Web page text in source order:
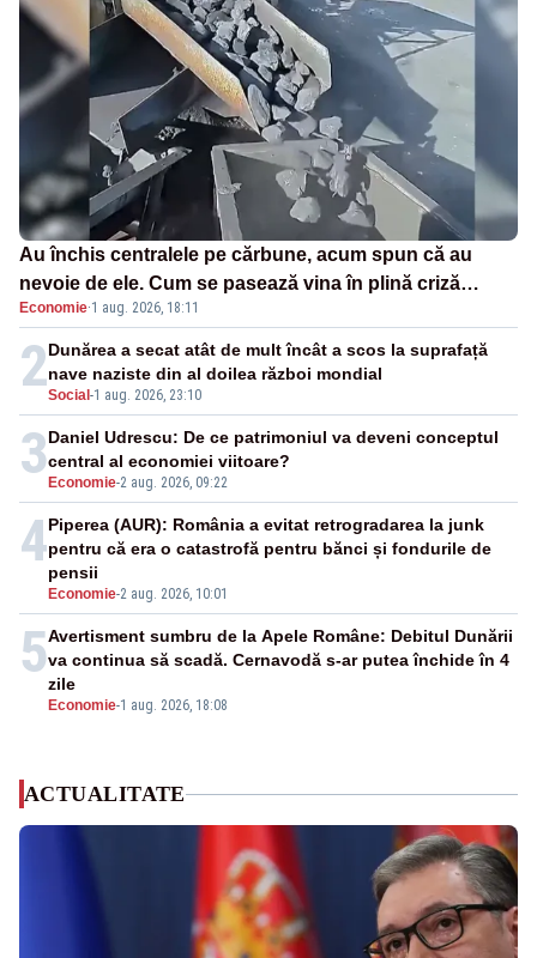
Au închis centralele pe cărbune, acum spun că au
nevoie de ele. Cum se pasează vina în plină criză
energetică
Economie·1 aug. 2026, 18:11
2Social -1 aug. 2026, 23:10
Dunărea a secat atât de mult încât a scos la suprafață
nave naziste din al doilea război mondial
3 Economie-2 aug. 2026, 09:22
Daniel Udrescu: De ce patrimoniul va deveni conceptul
central al economiei viitoare?
4
Economie-2 aug. 2026, 10:01
Piperea (AUR): România a evitat retrogradarea la junk
pentru că era o catastrofă pentru bănci și fondurile de
pensii
5
Economie-1 aug. 2026, 18:08
Avertisment sumbru de la Apele Române: Debitul Dunării
va continua să scadă. Cernavodă s-ar putea închide în 4
zile
ACTUALITATE